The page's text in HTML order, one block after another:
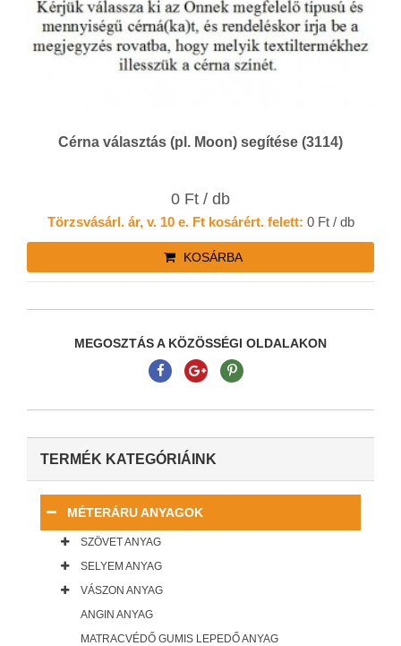
Cérna választás (pl. Moon) segítése (3114)
0 Ft / db
Törzsvásárl. ár, v. 10 e. Ft kosárért. felett: 0 Ft / db
KOSÁRBA
MEGOSZTÁS A KÖZÖSSÉGI OLDALAKON
TERMÉK KATEGÓRIÁINK
MÉTERÁRU ANYAGOK
SZÖVET ANYAG
SELYEM ANYAG
VÁSZON ANYAG
ANGIN ANYAG
MATRACVÉDŐ GUMIS LEPEDŐ ANYAG